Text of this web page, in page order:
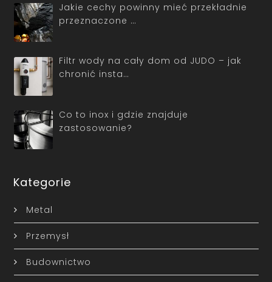
Jakie cechy powinny mieć przekładnie
przeznaczone …
Filtr wody na cały dom od JUDO – jak
chronić insta…
Co to inox i gdzie znajduje
zastosowanie?
Kategorie
Metal
Przemysł
Budownictwo